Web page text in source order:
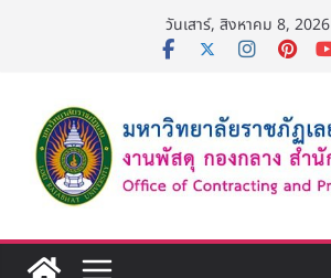
วันเสาร์, สิงหาคม 8, 2026